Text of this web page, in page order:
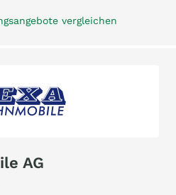
vergleichen
AG